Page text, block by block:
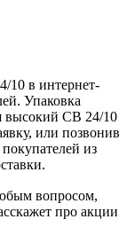
10 в интернет-
Упаковка
высокий СВ 24/10
или позвонив
из
вопросом,
про акции